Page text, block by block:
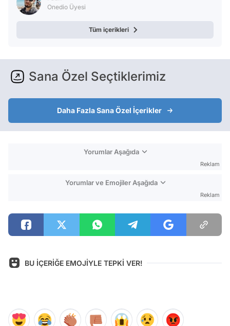
Onedio Üyesi
Tüm içerikleri
Sana Özel Seçtiklerimiz
Daha Fazla Sana Özel İçerikler
Yorumlar Aşağıda
Reklam
Yorumlar ve Emojiler Aşağıda
Reklam
BU İÇERİĞE EMOJİYLE TEPKİ VER!